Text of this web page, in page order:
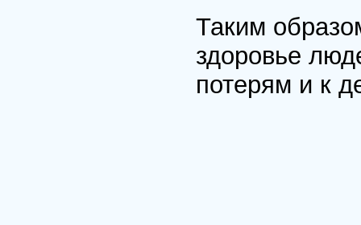
Таким
здоровье
потерям и к